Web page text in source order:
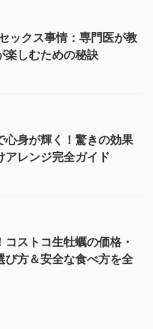
ックス事情：専門医が教
楽しむための秘訣
心身が輝く！驚きの効果
アレンジ完全ガイド
コストコ生牡蠣の価格・
び方＆安全な食べ方を全